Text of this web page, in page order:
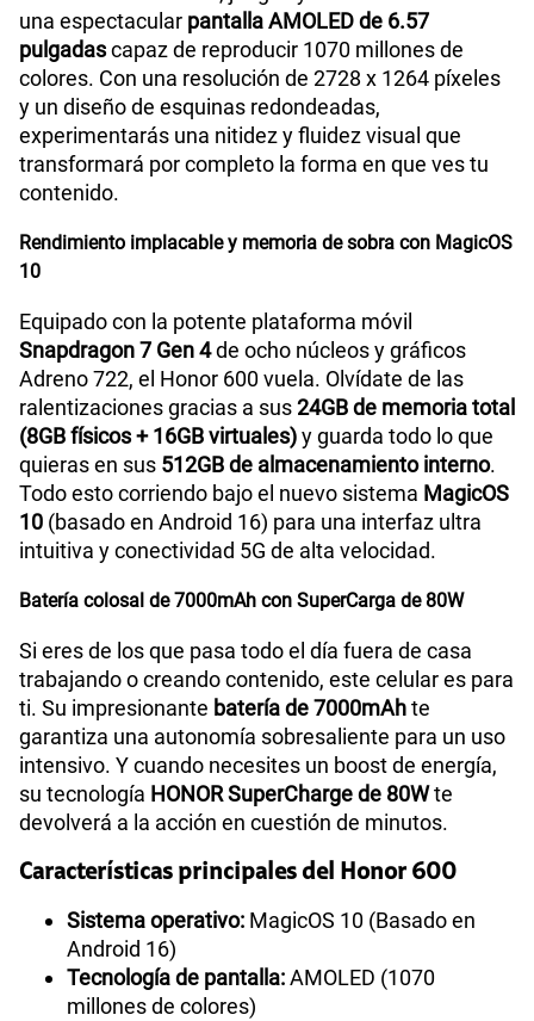
una espectacular pantalla AMOLED de 6.57
pulgadascapaz de reproducir 1070 millones de
colores. Con una resolución de 2728 x 1264 píxeles
y un diseño de esquinas redondeadas,
experimentarás una nitidez y fluidez visual que
transformará por completo la forma en que ves tu
contenido.
Rendimiento implacable y memoria de sobra con MagicOS
10
Equipado con la potente plataforma móvil
Snapdragon 7 Gen 4de ocho núcleos y gráficos
Adreno 722, el Honor 600 vuela. Olvídate de las
ralentizaciones gracias a sus24GB de memoria total
(8GB físicos + 16GB virtuales)y guarda todo lo que
quieras en sus 512GB de almacenamiento interno.
Todo esto corriendo bajo el nuevo sistema MagicOS
10 (basado en Android 16) para una interfaz ultra
intuitiva y conectividad 5G de alta velocidad.
Batería colosal de 7000mAh con SuperCarga de 80W
Si eres de los que pasa todo el día fuera de casa
trabajando o creando contenido, este celular es para
ti. Su impresionante batería de 7000mAhte
garantiza una autonomía sobresaliente para un uso
intensivo. Y cuando necesites un boost de energía,
su tecnología HONOR SuperCharge de 80Wte
devolverá a la acción en cuestión de minutos.
Características principales del Honor 600
Sistema operativo: MagicOS 10 (Basado en
Android 16)
Tecnología de pantalla:AMOLED (1070
millones de colores)